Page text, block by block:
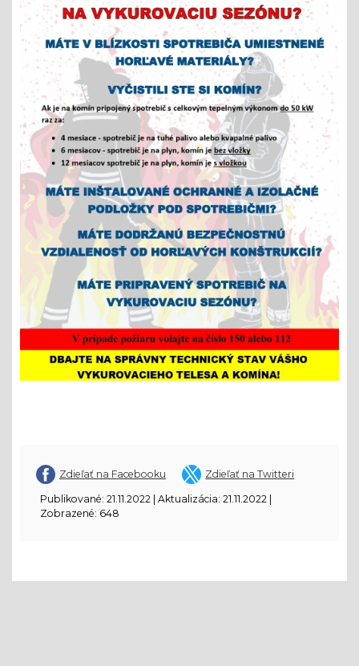
Zdieľať na Facebooku Zdieľať na Twitteri
Publikované: 21.11.2022 | Aktualizácia: 21.11.2022 |
Zobrazené: 648